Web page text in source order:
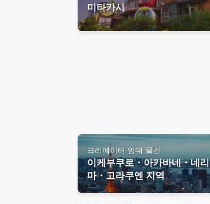
미타카시
크리에이터 임대 물건
이케부쿠로・아카바네・네리
마・고라쿠엔 지역